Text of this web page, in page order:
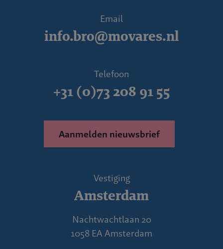
Email
info.bro@movares.nl
Telefoon
+31 (0)73 208 91 55
Aanmelden nieuwsbrief
Vestiging
Amsterdam
Nachtwachtlaan 20
1058 EA Amsterdam